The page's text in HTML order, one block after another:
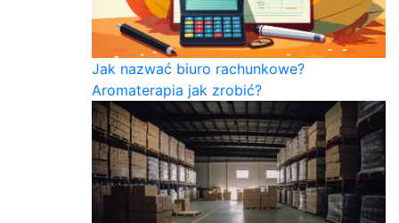
Jak nazwać biuro rachunkowe?
Aromaterapia jak zrobić?